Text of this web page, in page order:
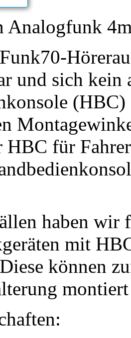
Analogfunk
und sich kein
HBC für
haben wir
mit
können